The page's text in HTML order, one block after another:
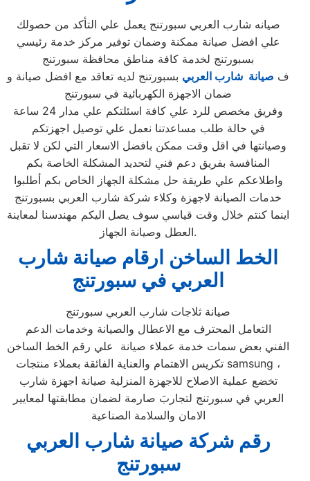
صيانه شارب العربي سبورتنج يعمل علي التأكد من حصولك
علي افضل صيانة ممكنة وضمان توفير مركز خدمة رئيسي
بسبورتنج لخدمة كافة مناطق محافظة سبورتنج
ف صيانة شارب العربي بسبورتنج لديه تعاقد مع افضل صيانة و
ضمان الاجهزة الكهربائية في سبورتنج
وفريق مخصص للرد علي كافة اسئلتكم علي مدار 24 ساعة
في حالة طلب مساعدتنا نعمل علي توصيل اجهزتكم
وصيانتها في اقل وقت ممكن بافضل الاسعار التي لكن لا تقبل
المنافسة بفريق دعم فني لتحديد المشكلة الخاصة بكم
واطلاعكم علي طريقة حل مشكلة الجهاز الخاص بكم أطلبوا
خدمات الصيانة لاجهزة وكلاء شركة شارب العربي بسبورتنج
اينما كنتم خلال وقت قياسي سوف يصل اليكم مهندسنا لمعاينة
العطل وصيانة الجهاز.
الخط الساخن ارقام صيانة شارب
العربي في سبورتنج
صيانة ثلاجات شارب العربي سبورتنج
التعامل المحترف مع الاعطال والصيانة وخدمات الدعم
الفني بعض سمات خدمة عملاء صيانة علي رقم الخط الساخن
تكريس الاهتمام والعناية الفائقة بعملاء منتجات samsung ،
تخضع عملية الاصلاح للاجهزة المنزلية صيانة اجهزة شارب
العربي في سبورتنج لتجاربَ صارمة لضمان مطابقتها لمعايير
الامان والسلامة الصناعية
رقم شركة صيانة شارب العربي
سبورتنج